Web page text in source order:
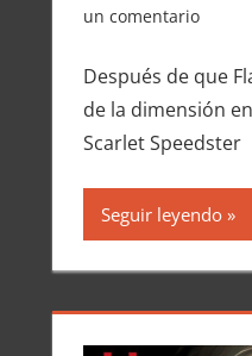
un comentario
Después de que
de la dimensión
Scarlet Speedster
Seguir leyendo